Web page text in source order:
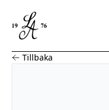
Såsslev, Syltsked,
Tillbaka